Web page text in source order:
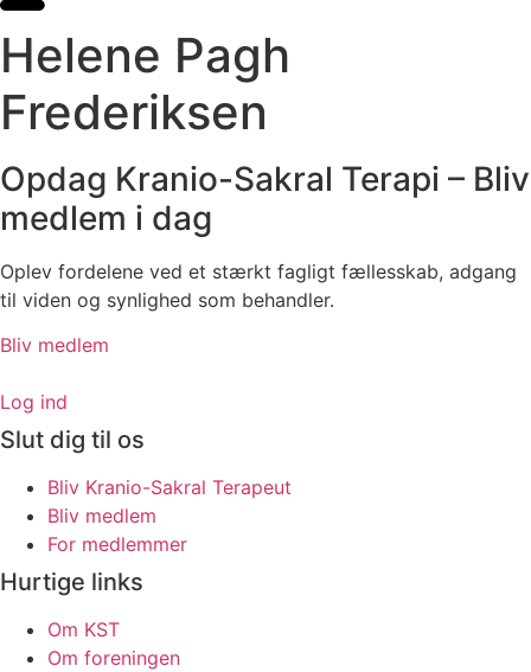
Helene Pagh
Frederiksen
Opdag Kranio-Sakral Terapi – Bliv
medlem i dag
Oplev fordelene ved et stærkt fagligt fællesskab, adgang
til viden og synlighed som behandler.
Bliv medlem
Log ind
Slut dig til os
Bliv Kranio-Sakral Terapeut
Bliv medlem
For medlemmer
Hurtige links
Om KST
Om foreningen